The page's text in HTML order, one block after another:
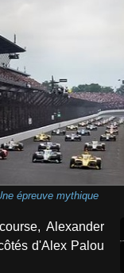
épreuve mythique
Alexander
d'Alex Palou